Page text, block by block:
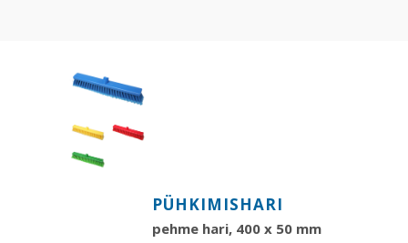
PÜHKIMISHARI
pehme hari, 400 x 50 mm